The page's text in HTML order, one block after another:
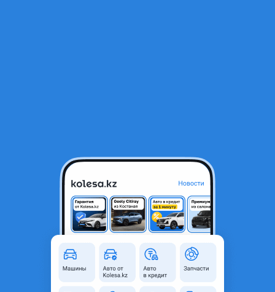
Бампера на сонату Sonata 2012-2026
Астана, Акмолинская
область